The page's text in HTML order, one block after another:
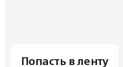
Попасть в ленту